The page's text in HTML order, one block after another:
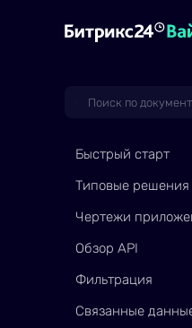
Быстрый старт
Типовые решения
Чертежи
Обзор API
Фильтрация
Связанные